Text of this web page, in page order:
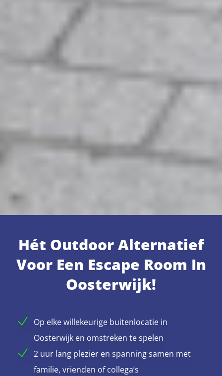
Hét Outdoor Alternatief
Voor Een Escape Room In
Oosterwijk!
Op elke willekeurige buitenlocatie in
Oosterwijk en omstreken te spelen
2 uur lang plezier en spanning samen met
familie, vrienden of collega’s